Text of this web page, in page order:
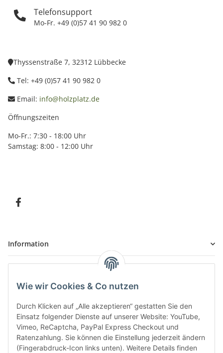
Telefonsupport
Mo-Fr. +49 (0)57 41 90 982 0
Thyssenstraße 7, 32312 Lübbecke
Tel: +49 (0)57 41 90 982 0
Email: info@holzplatz.de
Öffnungszeiten
Mo-Fr.: 7:30 - 18:00 Uhr
Samstag: 8:00 - 12:00 Uhr
Information
Kundenservice
Bitte senden Sie mir entsprechend Ihrer Datenschutzerklärungregelmäßig und
jederzeit widerruflich Informationen zu Ihrem Produktsortiment per E-Mail zu.
Wie wir Cookies & Co nutzen
Durch Klicken auf „Alle akzeptieren“ gestatten Sie den
Einsatz folgender Dienste auf unserer Website: YouTube,
Vimeo, ReCaptcha, PayPal Express Checkout und
Ratenzahlung. Sie können die Einstellung jederzeit ändern
(Fingerabdruck-Icon links unten). Weitere Details finden